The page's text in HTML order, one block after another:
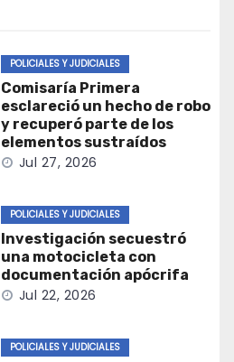
POLICIALES Y JUDICIALES
Comisaría Primera
esclareció un hecho de robo
y recuperó parte de los
elementos sustraídos
Jul 27, 2026
POLICIALES Y JUDICIALES
Investigación secuestró
una motocicleta con
documentación apócrifa
Jul 22, 2026
POLICIALES Y JUDICIALES